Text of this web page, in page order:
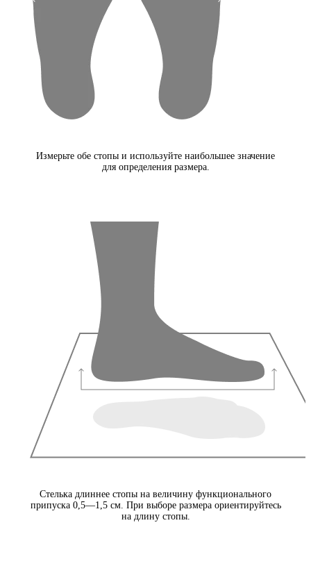
Измерьте обе стопы и используйте наибольшее значение
для определения размера.
Стелька длиннее стопы на величину функционального
припуска 0,5—1,5 см. При выборе размера ориентируйтесь
на длину стопы.